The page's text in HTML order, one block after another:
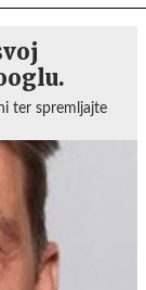
ter spremljajte